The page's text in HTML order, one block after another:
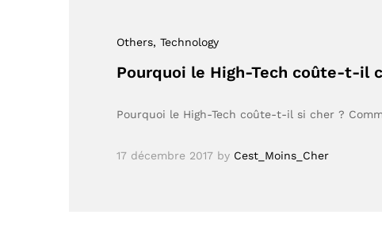
Others, Technology
Pourquoi le High-Tech coûte-t-il
Pourquoi le High-Tech coûte-t-il si cher ?
17 décembre 2017 by Cest_Moins_Cher